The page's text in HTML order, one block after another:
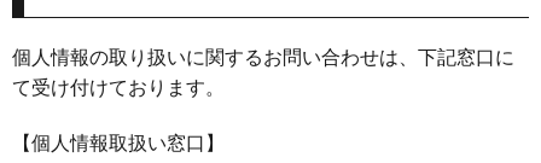
個人情報の取り扱いに関するお問い合わせは、下記窓口に
て受け付けております。
【個人情報取扱い窓口】